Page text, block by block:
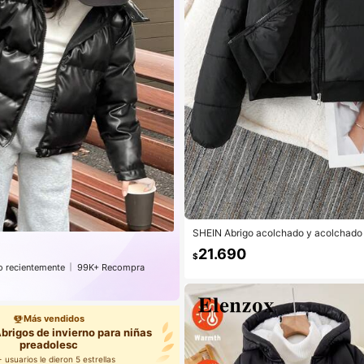
recientemente
99K+ Recompra
Más vendidos
de invierno para niñas
preadolesc
usuarios le dieron 5 estrellas
SHEIN Abrigo acolchado y
ña preadolescente, con cintura
o, cómodo para otoño/invierno, diario,
$21.690